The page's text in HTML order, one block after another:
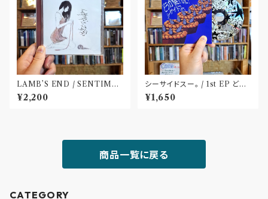
LAMB’S END / SENTIME
NT(CD)
¥2,200
シーサイドスー。 / 1st EP どう
か健やかに！(CD)〝静岡県三島
市〟
¥1,650
商品一覧に戻る
CATEGORY